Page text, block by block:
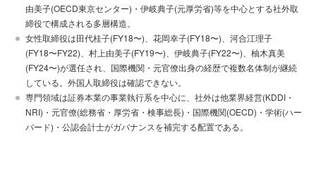
由美子(OECD東京センター)・伊岐典子(元厚労省)等を中心とする社外取
締役で構成される多層構造。
女性取締役は田代桂子(FY18〜)、花岡幸子(FY18〜)、河合江理子
(FY18〜FY22)、村上由美子(FY19〜)、伊岐典子(FY22〜)、柚木真美
(FY24〜)が選任され、国際機関・元官僚出身の経歴で複数名体制が継続
している。外国人取締役は確認できない。
専門領域は証券本業の事業執行系を中心に、社外は他業界経営(KDDI・
NRI)・元官僚(総務省・厚労省・検事総長)・国際機関(OECD)・学術(ハー
バード)・公認会計士がガバナンスを補完する配置である。